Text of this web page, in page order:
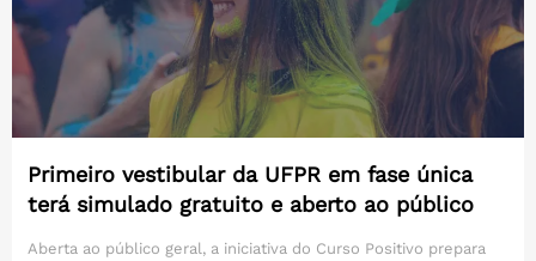
Primeiro vestibular da UFPR em fase única
terá simulado gratuito e aberto ao público
Aberta ao público geral, a iniciativa do Curso Positivo prepara